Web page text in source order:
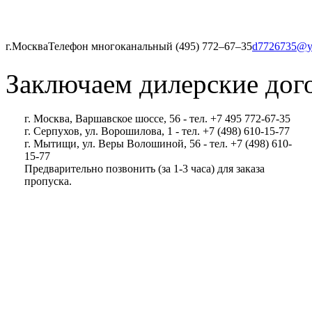
г.МоскваТелефон многоканальный (495) 772‒67‒35
Заключаем дилерские
г. Москва, Варшавское шоссе, 56 - тел. +7 495 772-67-35
г. Серпухов, ул. Ворошилова, 1 - тел. +7 (498) 610-15-77
г. Мытищи, ул. Веры Волошиной, 56 - тел. +7 (498) 610-
15-77
Предварительно позвонить (за 1-3 часа) для заказа
пропуска.